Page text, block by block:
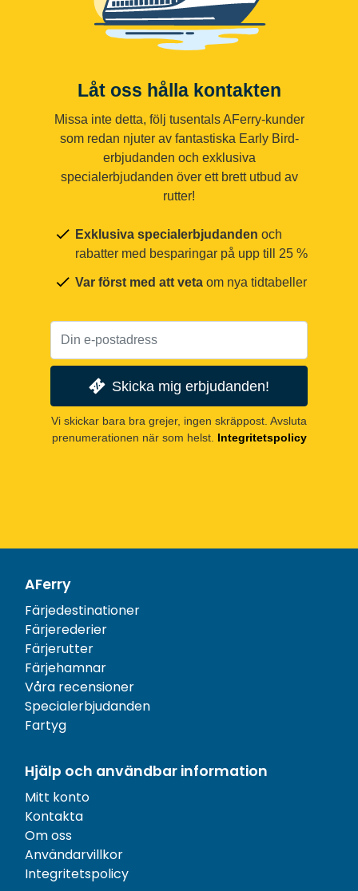
Låt oss hålla kontakten
Missa inte detta, följ tusentals AFerry-kunder
som redan njuter av fantastiska Early Bird-
erbjudanden och exklusiva
specialerbjudanden över ett brett utbud av
rutter!
Exklusiva specialerbjudanden och
rabatter med besparingar på upp till 25 %
Var först med att veta om nya tidtabeller
Skicka mig erbjudanden!
Vi skickar bara bra grejer, ingen skräppost. Avsluta
prenumerationen när som helst. Integritetspolicy
AFerry
Färjedestinationer
Färjerederier
Färjerutter
Färjehamnar
Våra recensioner
Specialerbjudanden
Fartyg
Hjälp och användbar information
Mitt konto
Kontakta
Om oss
Användarvillkor
Integritetspolicy